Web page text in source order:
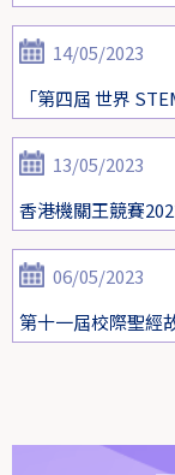
14/05/2023
「第四屆 世界
13/05/2023
香港機關王競賽
06/05/2023
第十一屆校際聖經